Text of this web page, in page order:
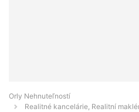
Orly Nehnuteľností
Realitné kancelárie, Realitní